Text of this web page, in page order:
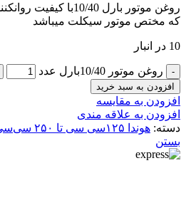
روغن موتور بارل 10/
که مختص موتور سیکلت میباشد
10 در انبار
روغن موتور 10/40بارل عدد
افزودن به سبد خرید
افزودن به مقایسه
افزودن به علاقه مندی
دسته: هوندا ۱۲۵سی سی تا ۲۵۰ سی‌سی
بستن